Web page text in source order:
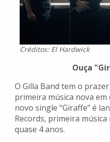
Créditos: El Hardwick
Ouça
O Gilla Band tem o
primeira música nova
novo single “Giraffe” é
Records, primeira
quase 4 anos.